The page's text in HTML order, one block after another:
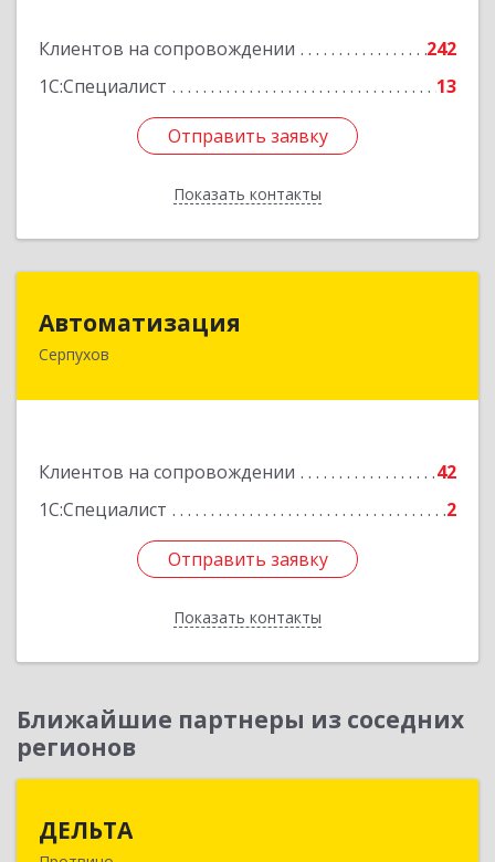
Клиентов на сопровождении
242
1С:Специалист
13
Отправить заявку
Показать контакты
Отправить заявку
Назад
Автоматизация
Серпухов
Клиентов на сопровождении
42
1С:Специалист
2
Отправить заявку
Показать контакты
Отправить заявку
Назад
Ближайшие партнеры из соседних
регионов
ДЕЛЬТА